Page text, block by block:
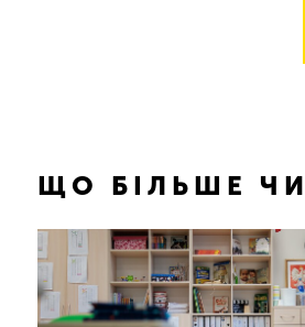
ЩО БІЛЬШЕ